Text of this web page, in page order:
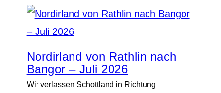
Nordirland von Rathlin nach
Bangor – Juli 2026
Wir verlassen Schottland in Richtung